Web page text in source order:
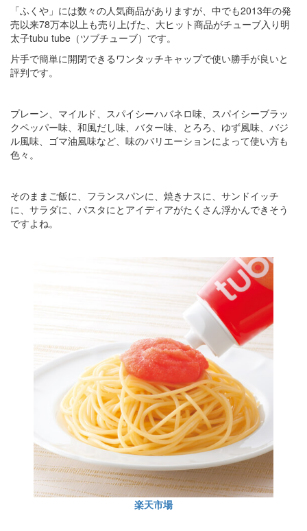
「ふくや」には数々の人気商品がありますが、中でも2013年の発
売以来78万本以上も売り上げた、大ヒット商品がチューブ入り明
太子tubu tube（ツブチューブ）です。
片手で簡単に開閉できるワンタッチキャップで使い勝手が良いと
評判です。
プレーン、マイルド、スパイシーハバネロ味、スパイシーブラッ
クペッパー味、和風だし味、バター味、とろろ、ゆず風味、バジ
ル風味、ゴマ油風味など、味のバリエーションによって使い方も
色々。
そのままご飯に、フランスパンに、焼きナスに、サンドイッチ
に、サラダに、パスタにとアイディアがたくさん浮かんできそう
ですよね。
楽天市場